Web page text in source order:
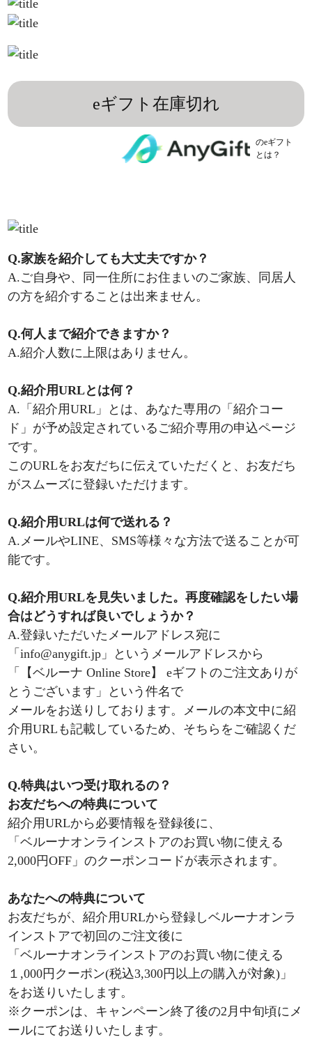
eギフト在庫切れ
のeギフト
とは？
Q.家族を紹介しても大丈夫ですか？
A.ご自身や、同一住所にお住まいのご家族、同居人
の方を紹介することは出来ません。
Q.何人まで紹介できますか？
A.紹介人数に上限はありません。
Q.紹介用URLとは何？
A.「紹介用URL」とは、あなた専用の「紹介コー
ド」が予め設定されているご紹介専用の申込ページ
です。
このURLをお友だちに伝えていただくと、お友だち
がスムーズに登録いただけます。
Q.紹介用URLは何で送れる？
A.メールやLINE、SMS等様々な方法で送ることが可
能です。
Q.紹介用URLを見失いました。再度確認をしたい場
合はどうすれば良いでしょうか？
A.登録いただいたメールアドレス宛に
「info@anygift.jp」というメールアドレスから
「【ベルーナ Online Store】 eギフトのご注文ありが
とうございます」という件名で
メールをお送りしております。メールの本文中に紹
介用URLも記載しているため、そちらをご確認くだ
さい。
Q.特典はいつ受け取れるの？
お友だちへの特典について
紹介用URLから必要情報を登録後に、
「ベルーナオンラインストアのお買い物に使える
2,000円OFF」のクーポンコードが表示されます。
あなたへの特典について
お友だちが、紹介用URLから登録しベルーナオンラ
インストアで初回のご注文後に
「ベルーナオンラインストアのお買い物に使える
１,000円クーポン(税込3,300円以上の購入が対象)」
をお送りいたします。
※クーポンは、キャンペーン終了後の2月中旬頃にメ
ールにてお送りいたします。